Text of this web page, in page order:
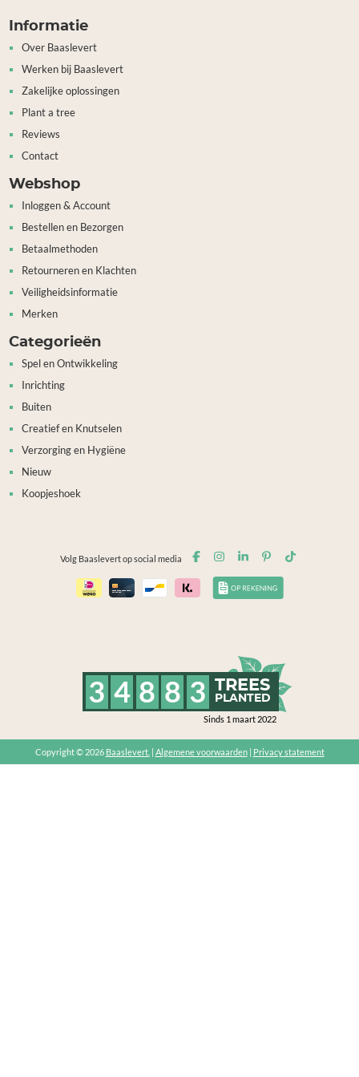
Informatie
Over Baaslevert
Werken bij Baaslevert
Zakelijke oplossingen
Plant a tree
Reviews
Contact
Webshop
Inloggen & Account
Bestellen en Bezorgen
Betaalmethoden
Retourneren en Klachten
Veiligheidsinformatie
Merken
Categorieën
Spel en Ontwikkeling
Inrichting
Buiten
Creatief en Knutselen
Verzorging en Hygiëne
Nieuw
Koopjeshoek
Volg Baaslevert op social media
3 4 8 8 3 TREES
PLANTED
Sinds 1 maart 2022
Copyright © 2026 Baaslevert. Algemene voorwaarden| Privacy statement